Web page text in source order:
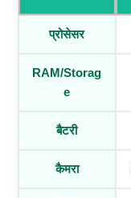
प्रोसेसर
RAM/Storag
E
बैटरी
कैमरा